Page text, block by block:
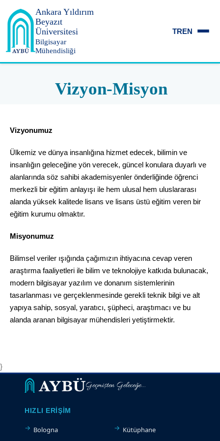
Ankara Yıldırım
Beyazıt
Üniversitesi
Bilgisayar
Mühendisliği
TREN
Vizyon-Misyon
Vizyonumuz
Ülkemiz ve dünya insanlığına hizmet edecek, bilimin ve
insanlığın geleceğine yön verecek, güncel konulara duyarlı ve
alanlarında söz sahibi akademisyenler önderliğinde öğrenci
merkezli bir eğitim anlayışı ile hem ulusal hem uluslararası
alanda yüksek kalitede lisans ve lisans üstü eğitim veren bir
eğitim kurumu olmaktır.
Misyonumuz
Bilimsel veriler ışığında çağımızın ihtiyacına cevap veren
araştırma faaliyetleri ile bilim ve teknolojiye katkıda bulunacak,
modern bilgisayar yazılım ve donanım sistemlerinin
tasarlanması ve gerçeklenmesinde gerekli teknik bilgi ve alt
yapıya sahip, sosyal, yaratıcı, şüpheci, araştımacı ve bu
alanda aranan bilgisayar mühendisleri yetiştirmektir.
}
Geçmişten Geleceğe...
HIZLI ERIŞIM
Bologna Kütüphane